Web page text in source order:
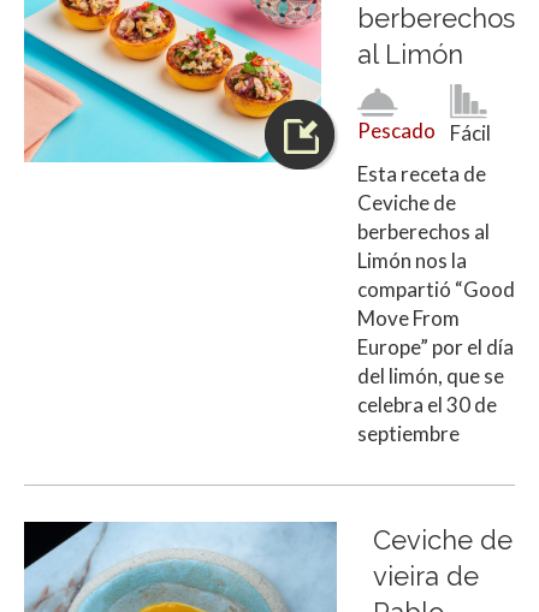
berberechos
al Limón
Pescado
Fácil
Esta receta de
Ceviche de
berberechos al
Limón nos la
compartió “Good
Move From
Europe” por el día
del limón, que se
celebra el 30 de
septiembre
Ceviche de
vieira de